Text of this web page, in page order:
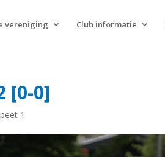
vereniging Club informatie
[0-0]
1